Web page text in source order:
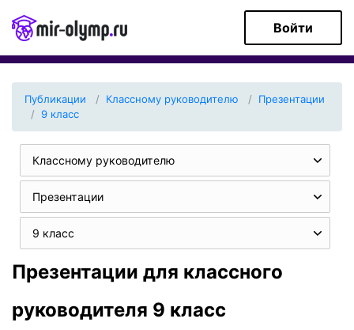
Войти
Публикации Классному руководителю
Презентации
9 класс
Классному руководителю
Презентации
9 класс
Презентации для классного
руководителя 9 класс